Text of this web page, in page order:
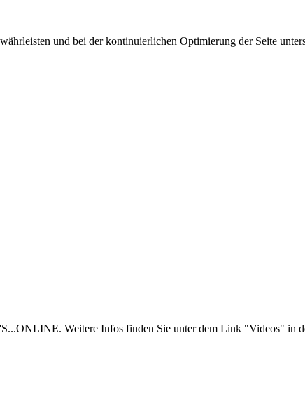
und bei der kontinuierlichen Optimierung der Seite
Weitere Infos finden Sie unter dem Link "Videos" in